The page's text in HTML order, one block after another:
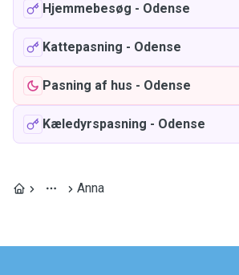
Hjemmebesøg - Odense
Kattepasning - Odense
Pasning af hus - Odense
Kæledyrspasning - Odense
Anna